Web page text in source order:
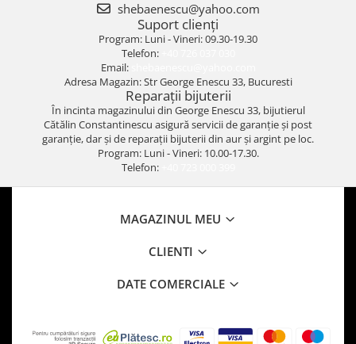
shebaenescu@yahoo.com
Suport clienți
Program: Luni - Vineri: 09.30-19.30
Telefon:
Email:
Adresa Magazin: Str George Enescu 33, Bucuresti
Reparații bijuterii
În incinta magazinului din George Enescu 33, bijutierul
Cătălin Constantinescu asigură servicii de garanție și post
garanție, dar și de reparații bijuterii din aur și argint pe loc.
Program: Luni - Vineri: 10.00-17.30.
Telefon:
MAGAZINUL MEU
CLIENTI
DATE COMERCIALE